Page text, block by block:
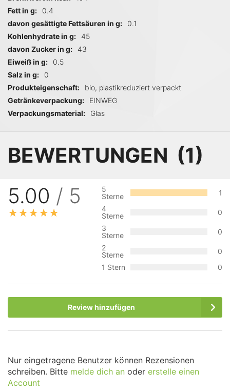
Fett in g
0.4
davon gesättigte Fettsäuren in g
0.1
Kohlenhydrate in g
45
davon Zucker in g
43
Eiweiß in g
0.5
Salz in g
0
Produkteigenschaft
bio, plastikreduziert verpackt
Getränkeverpackung
EINWEG
Verpackungsmaterial
Glas
BEWERTUNGEN
1
5.00 / 5
5
Sterne
1
4
Sterne
0
3
Sterne
0
2
Sterne
0
1 Stern
0
Review hinzufügen
Nur eingetragene Benutzer können Rezensionen
schreiben. Bitte melde dich an oder erstelle einen
Account